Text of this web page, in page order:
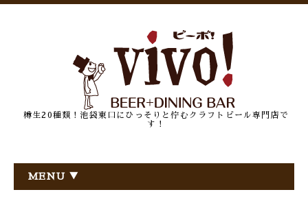
樽生20種類！池袋東口にひっそりと佇むクラフトビール専門店で
す！
MENU ▼